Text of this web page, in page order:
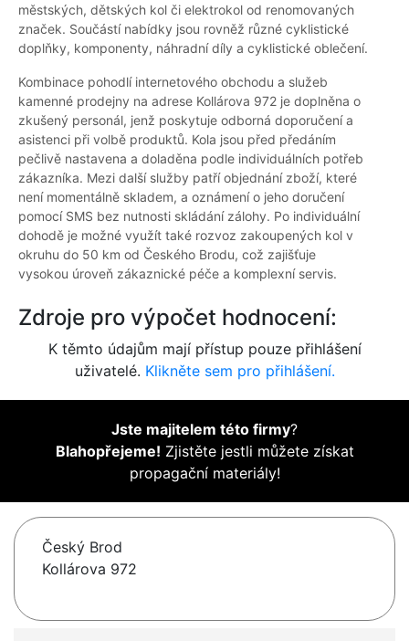
městských, dětských kol či elektrokol od renomovaných
značek. Součástí nabídky jsou rovněž různé cyklistické
doplňky, komponenty, náhradní díly a cyklistické oblečení.
Kombinace pohodlí internetového obchodu a služeb
kamenné prodejny na adrese Kollárova 972 je doplněna o
zkušený personál, jenž poskytuje odborná doporučení a
asistenci při volbě produktů. Kola jsou před předáním
pečlivě nastavena a doladěna podle individuálních potřeb
zákazníka. Mezi další služby patří objednání zboží, které
není momentálně skladem, a oznámení o jeho doručení
pomocí SMS bez nutnosti skládání zálohy. Po individuální
dohodě je možné využít také rozvoz zakoupených kol v
okruhu do 50 km od Českého Brodu, což zajišťuje
vysokou úroveň zákaznické péče a komplexní servis.
Zdroje pro výpočet hodnocení:
K těmto údajům mají přístup pouze přihlášení
uživatelé. Klikněte sem pro přihlášení.
Jste majitelem této firmy?
Blahopřejeme! Zjistěte jestli můžete získat
propagační materiály!
Český Brod
Kollárova 972